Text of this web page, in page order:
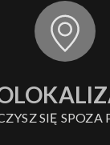
SIĘ SPOZA